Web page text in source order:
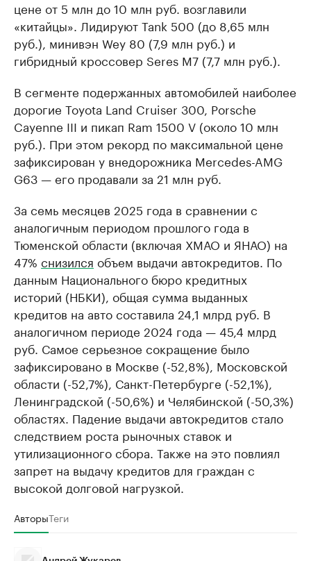
цене от 5 млн до 10 млн руб. возглавили
«китайцы». Лидируют Tank 500 (до 8,65 млн
руб.), минивэн Wey 80 (7,9 млн руб.) и
гибридный кроссовер Seres M7 (7,7 млн руб.).
В сегменте подержанных автомобилей наиболее
дорогие Toyota Land Cruiser 300, Porsche
Cayenne III и пикап Ram 1500 V (около 10 млн
руб.). При этом рекорд по максимальной цене
зафиксирован у внедорожника Mercedes-AMG
G63 — его продавали за 21 млн руб.
За семь месяцев 2025 года в сравнении с
аналогичным периодом прошлого года в
Тюменской области (включая ХМАО и ЯНАО) на
47% снизился объем выдачи автокредитов. По
данным Национального бюро кредитных
историй (НБКИ), общая сумма выданных
кредитов на авто составила 24,1 млрд руб. В
аналогичном периоде 2024 года — 45,4 млрд
руб. Самое серьезное сокращение было
зафиксировано в Москве (-52,8%), Московской
области (-52,7%), Санкт-Петербурге (-52,1%),
Ленинградской (-50,6%) и Челябинской (-50,3%)
областях. Падение выдачи автокредитов стало
следствием роста рыночных ставок и
утилизационного сбора. Также на это повлиял
запрет на выдачу кредитов для граждан с
высокой долговой нагрузкой.
АвторыТеги